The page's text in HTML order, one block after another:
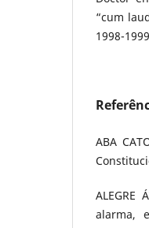
“cum
1998-
ABA
alarma,